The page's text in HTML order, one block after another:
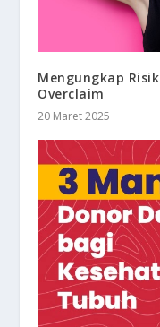
Mengungkap
Overclaim
20 Maret 2025